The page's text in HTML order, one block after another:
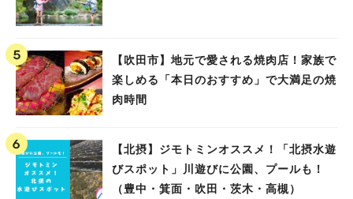
【吹田市】地元で愛される焼肉店！家族で
楽しめる「本日のおすすめ」で大満足の焼
肉時間
【北摂】ジモトミンオススメ！「北摂水遊
びスポット」川遊びに公園、プールも！
（豊中・箕面・吹田・茨木・高槻）